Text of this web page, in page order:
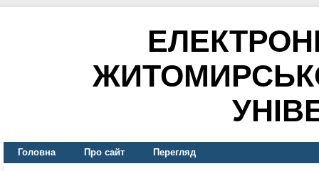
Головна Про сайт Перегляд